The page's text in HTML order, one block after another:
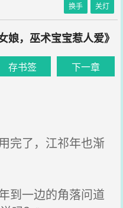
换手 关灯
娘，巫术宝宝惹人爱》
存书签 下一章
完了，江祁年也渐
到一边的角落问道